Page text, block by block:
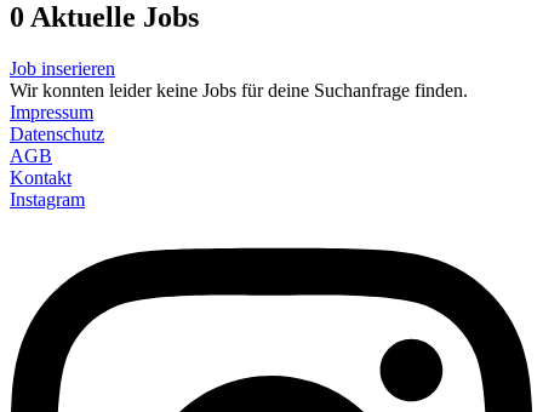
0 Aktuelle Jobs
Job inserieren
Wir konnten leider keine Jobs für deine Suchanfrage finden.
Impressum
Datenschutz
AGB
Kontakt
Instagram